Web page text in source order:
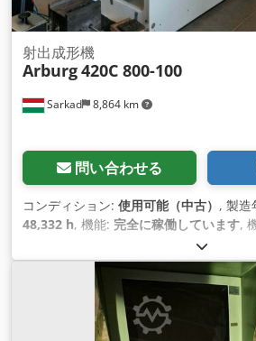
Sarkad 8,864 km
射出成形機
Arburg420C 800-100
問い合わせる
コンディション: 使用可能（中古） , 製造
48,332 h, 機能: 完全に稼働しています,
, 入力周波数:
400 V, 入力電流:79 A,